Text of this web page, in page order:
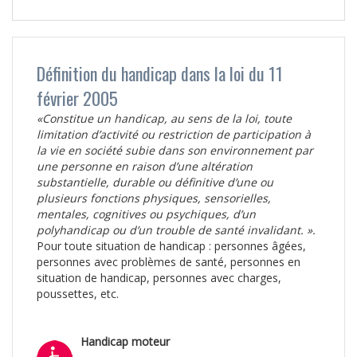
Définition du handicap dans la loi du 11
février 2005
«Constitue un handicap, au sens de la loi, toute
limitation d’activité ou restriction de participation à
la vie en société subie dans son environnement par
une personne en raison d’une altération
substantielle, durable ou définitive d’une ou
plusieurs fonctions physiques, sensorielles,
mentales, cognitives ou psychiques, d’un
polyhandicap ou d’un trouble de santé invalidant. ».
Pour toute situation de handicap : personnes âgées,
personnes avec problèmes de santé, personnes en
situation de handicap, personnes avec charges,
poussettes, etc.
Handicap moteur